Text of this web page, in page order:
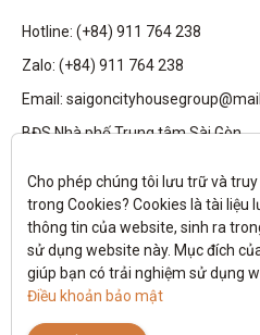
Hotline: (+84) 911 764 238
Zalo: (+84) 911 764 238
Email:
BĐS Nhà phố Trung tâm Sài Gòn
Theo dõi tôi trên:
All rights reserved.
Cho phép chúng tôi lưu trữ và
trong Cookies? Cookies là tài liệu
thông tin của website, sinh ra
sử dụng website này. Mục đích
Điều khoản bảo mật